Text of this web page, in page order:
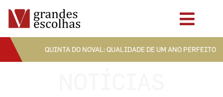
QUINTA DO NOVAL: QUALIDADE DE UM ANO PERFEITO